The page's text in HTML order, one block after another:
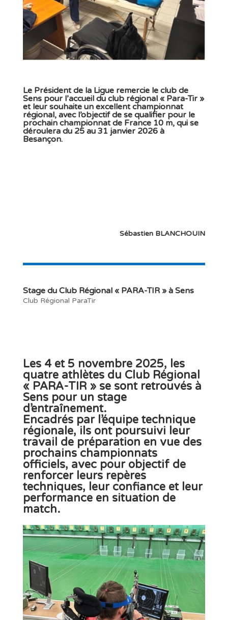
Le Président de la Ligue remercie le club de
Sens pour l’accueil du club régional « Para-Tir »
et leur souhaite un excellent championnat
régional, avec l’objectif de se qualifier pour le
prochain championnat de France 10 m, qui se
déroulera du 25 au 31 janvier 2026 à
Besançon.
Sébastien BLANCHOUIN
Stage du Club Régional « PARA-TIR » à Sens
Club Régional ParaTir
Les 4 et 5 novembre 2025, les
quatre athlètes du Club Régional
« PARA-TIR »se sont retrouvés à
Senspour un stage
d’entraînement.
Encadrés par l’équipe technique
régionale, ils ont poursuivi leur
travail de préparation en vue des
prochains championnats
officiels, avec pour objectif de
renforcer leurs repères
techniques, leur confiance et leur
performance en situation de
match.